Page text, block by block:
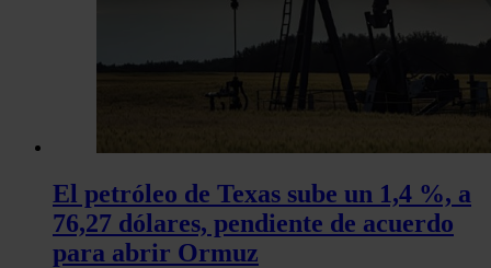
El petróleo de Texas sube un 1,4 %, a
76,27 dólares, pendiente de acuerdo
para abrir Ormuz